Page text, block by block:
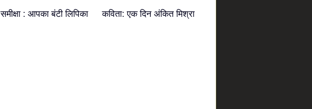
समीक्षा : आपका बंटी लिपिका कविता: एक दिन अंकित मिश्रा